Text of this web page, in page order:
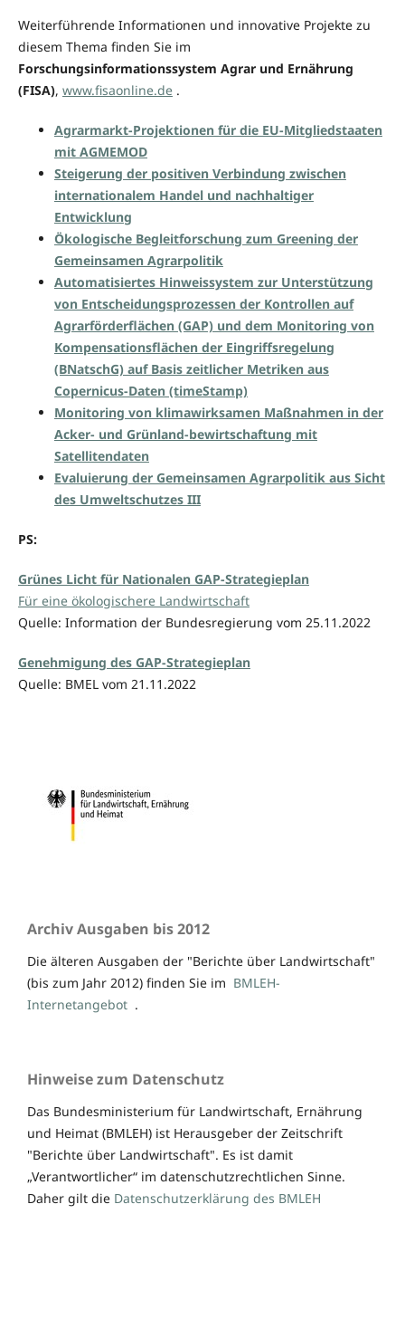
Weiterführende Informationen und innovative Projekte zu
diesem Thema finden Sie im
Forschungsinformationssystem Agrar und Ernährung
(FISA), www.fisaonline.de.
Agrarmarkt-Projektionen für die EU-Mitgliedstaaten
mit AGMEMOD
Steigerung der positiven Verbindung zwischen
internationalem Handel und nachhaltiger
Entwicklung
Ökologische Begleitforschung zum Greening der
Gemeinsamen Agrarpolitik
Automatisiertes Hinweissystem zur Unterstützung
von Entscheidungsprozessen der Kontrollen auf
Agrarförderflächen (GAP) und dem Monitoring von
Kompensationsflächen der Eingriffsregelung
(BNatschG) auf Basis zeitlicher Metriken aus
Copernicus-Daten (timeStamp)
Monitoring von klimawirksamen Maßnahmen in der
Acker- und Grünland-bewirtschaftung mit
Satellitendaten
Evaluierung der Gemeinsamen Agrarpolitik aus Sicht
des Umweltschutzes III
PS:
Grünes Licht für Nationalen GAP-Strategieplan
Für eine ökologischere Landwirtschaft
Quelle: Information der Bundesregierung vom 25.11.2022
Genehmigung des GAP-Strategieplan
Quelle: BMEL vom 21.11.2022
Archiv Ausgaben bis 2012
Die älteren Ausgaben der "Berichte über Landwirtschaft"
(bis zum Jahr 2012) finden Sie im BMLEH-
Internetangebot .
Hinweise zum Datenschutz
Das Bundesministerium für Landwirtschaft, Ernährung
und Heimat (BMLEH) ist Herausgeber der Zeitschrift
"Berichte über Landwirtschaft". Es ist damit
„Verantwortlicher“ im datenschutzrechtlichen Sinne.
Daher gilt die Datenschutzerklärung des BMLEH